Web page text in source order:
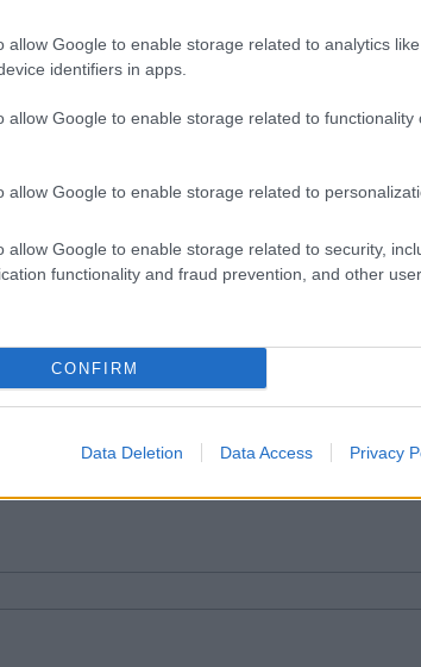
allow Google to enable storage related to analytics
identifiers in apps.
allow Google to enable storage related to functionality
allow Google to enable storage related to
allow Google to enable storage related to security,
functionality and fraud prevention, and other
CONFIRM
Data Deletion Data Access Privacy
Invia un Comunicato Stampa|Pubblicità|
e ricevi le nostre email periodiche contenenti le ultime